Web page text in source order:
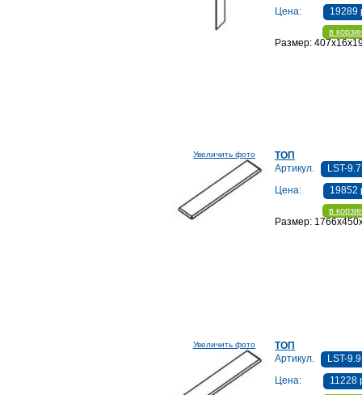
Цена:
19289
в
Размер:
Увеличить фото
ТОП
Артикул.
LST-9.7
Цена:
19852
в
Размер:
Увеличить фото
ТОП
Артикул.
LST-9.9
Цена:
11228